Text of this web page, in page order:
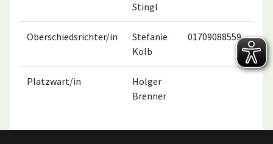
Stingl
Oberschiedsrichter/in
Stefanie
Kolb
01709088559
Platzwart/in
Holger
Brenner